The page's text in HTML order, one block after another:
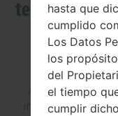
¿Cómo instalar
inteligente de
hasta que
cumplido
Los Datos
los
del
el tiempo
cumplir